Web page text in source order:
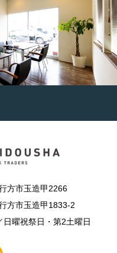
方市玉造甲2266
方市玉造甲1833-2
曜祝祭日・第2土曜日